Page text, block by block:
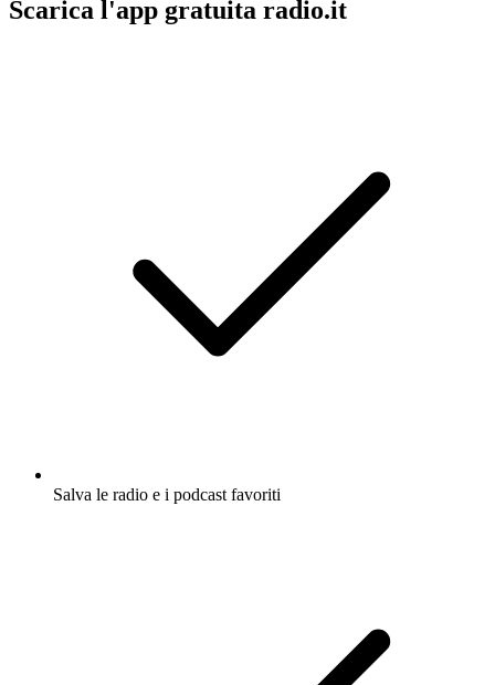
Scarica l'app gratuita radio.it
Salva le radio e i podcast favoriti